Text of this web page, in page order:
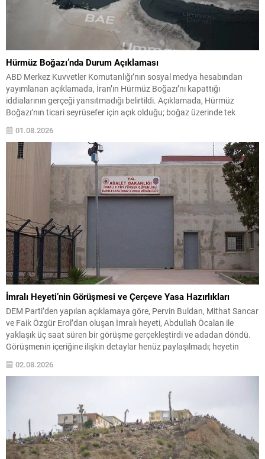
Hürmüz Boğazı’nda Durum Açıklaması
ABD Merkez Kuvvetler Komutanlığı’nın sosyal medya hesabından
yayımlanan açıklamada, İran’ın Hürmüz Boğazı’nı kapattığı
iddialarının gerçeği yansıtmadığı belirtildi. Açıklamada, Hürmüz
Boğazı’nın ticari seyrüsefer için açık olduğu; boğaz üzerinde tek
başına kontrol sahibi olunmadığı vurgulandı. Geçişler ve Durum
Açıklamada son dört aylık dönemde binlerce geminin uluslararası su
yolundan geçiş yaptığına dikkat çekildi...
01.08.2026
İmralı Heyeti’nin Görüşmesi ve Çerçeve Yasa Hazırlıkları
DEM Parti’den yapılan açıklamaya göre, Pervin Buldan, Mithat Sancar
ve Faik Özgür Erol’dan oluşan İmralı heyeti, Abdullah Öcalan ile
yaklaşık üç saat süren bir görüşme gerçekleştirdi ve adadan döndü.
Görüşmenin içeriğine ilişkin detaylar henüz paylaşılmadı; heyetin
konuyla ilgili açıklamayı yarın yapması bekleniyor. Çerçeve yasaya
ilişkin son gelişmeler Terörsüz Türkiye çerçevesinde...
02.08.2026